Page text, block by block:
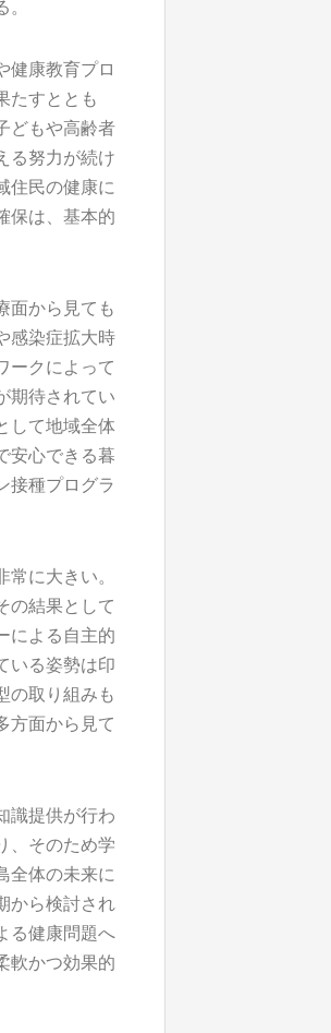
健康教育プロ
たすととも
どもや高齢者
る努力が続け
住民の健康に
保は、基本的
面から見ても
感染症拡大時
ークによって
期待されてい
して地域全体
安心できる暮
接種プログラ
に大きい。
の結果として
による自主的
いる姿勢は印
の取り組みも
方面から見て
識提供が行わ
、そのため学
全体の未来に
から検討され
る健康問題へ
軟かつ効果的